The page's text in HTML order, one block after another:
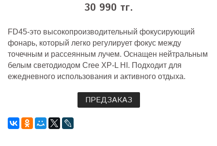
30 990 тг.
FD45-это высокопроизводительный фокусирующий
фонарь, который легко регулирует фокус между
точечным и рассеянным лучем. Оснащен нейтральным
белым светодиодом Cree XP-L HI. Подходит для
ежедневного использования и активного отдыха.
ПРЕДЗАКАЗ